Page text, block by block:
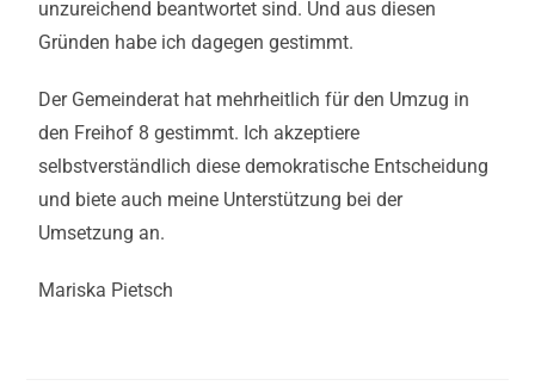
unzureichend beantwortet sind. Und aus diesen
Gründen habe ich dagegen gestimmt.
Der Gemeinderat hat mehrheitlich für den Umzug in
den Freihof 8 gestimmt. Ich akzeptiere
selbstverständlich diese demokratische Entscheidung
und biete auch meine Unterstützung bei der
Umsetzung an.
Mariska Pietsch